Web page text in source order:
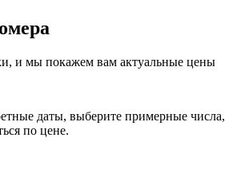
и мы покажем вам актуальные цены
даты, выберите примерные числа,
по цене.